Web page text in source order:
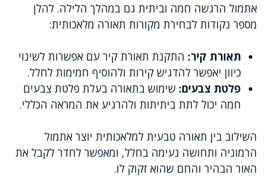
אתמול הרגשה חמה וביתית גם במהלך הלילה. להלן
מספר נקודות לבחירת מקורות תאורה מלאכותית:
תאורת קיר: התקנת תאורת קיר עם אפשרות לשינוי
כיוון יאפשר להדגיש קירות ולהוסיף חמימות לחלל.
פלטת צבעים: שימוש בתאורה בעלת פלטת צבעים
חמה יכול לתת ביתיתות ולהרגיע את המראה הכללי.
השילוב בין תאורה טבעית למלאכותית יוצר אתמול
הרמוניה ותחושה נעימה בחלל, ומאפשר לחדר לקבל את
האור הבהיר והחם שהוא זקוק לו.